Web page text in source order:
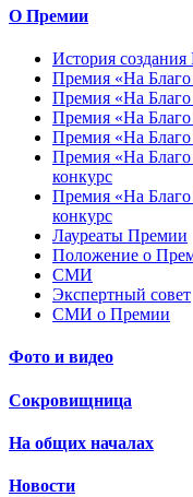
О Премии
История
Премия «На
Премия «На
Премия «На
Премия «На
Премия «На
конкурс
Премия «На
конкурс
Лауреаты Премии
Положение о
СМИ
Экспертный совет
СМИ о Премии
Фото и видео
Сокровищница
На общих началах
Новости